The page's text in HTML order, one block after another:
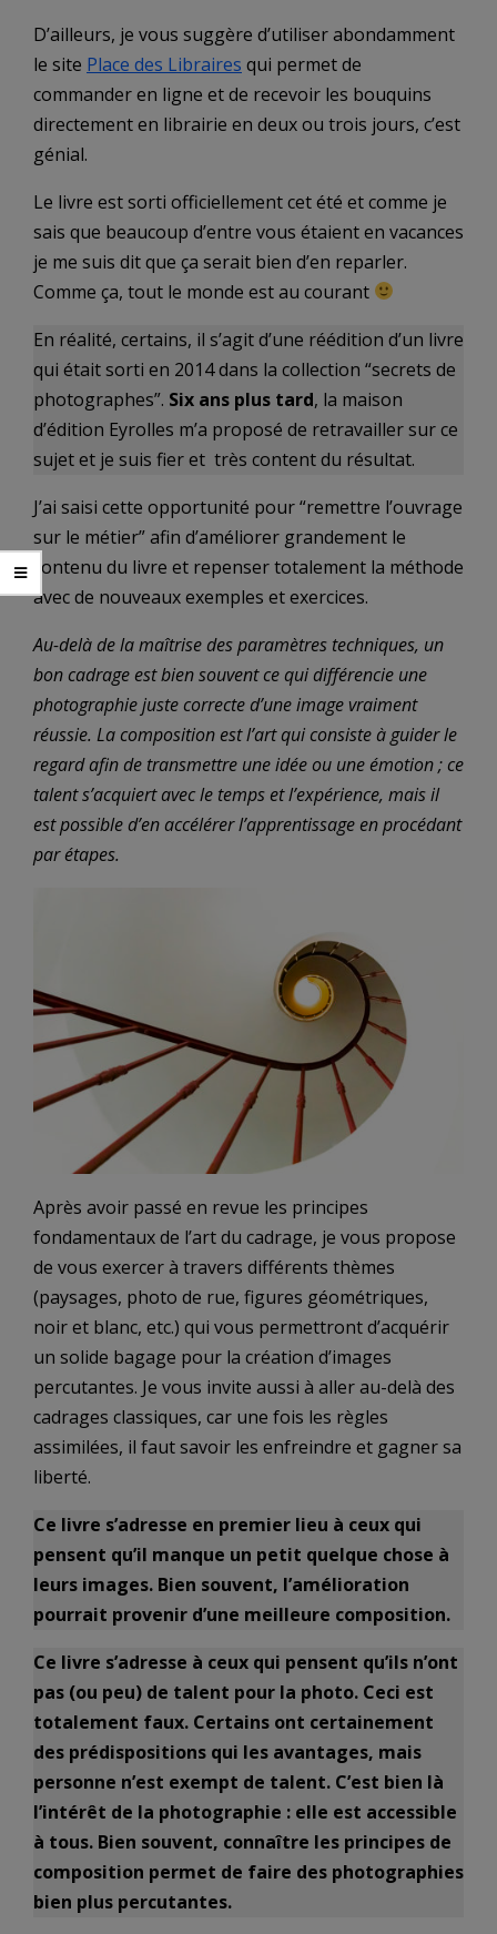
D’ailleurs, je vous suggère d’utiliser abondamment
le site Place des Libraires qui permet de
commander en ligne et de recevoir les bouquins
directement en librairie en deux ou trois jours, c’est
génial.
Le livre est sorti officiellement cet été et comme je
sais que beaucoup d’entre vous étaient en vacances
je me suis dit que ça serait bien d’en reparler.
Comme ça, tout le monde est au courant
En réalité, certains, il s’agit d’une réédition d’un livre
qui était sorti en 2014 dans la collection “secrets de
photographes”. Six ans plus tard, la maison
d’édition Eyrolles m’a proposé de retravailler sur ce
sujet et je suis fier et très content du résultat.
J’ai saisi cette opportunité pour “remettre l’ouvrage
sur le métier” afin d’améliorer grandement le
contenu du livre et repenser totalement la méthode
avec de nouveaux exemples et exercices.
Au-delà de la maîtrise des paramètres techniques, un
bon cadrage est bien souvent ce qui différencie une
photographie juste correcte d’une image vraiment
réussie. La composition est l’art qui consiste à guider le
regard afin de transmettre une idée ou une émotion ; ce
talent s’acquiert avec le temps et l’expérience, mais il
est possible d’en accélérer l’apprentissage en procédant
par étapes.
Après avoir passé en revue les principes
fondamentaux de l’art du cadrage, je vous propose
de vous exercer à travers différents thèmes
(paysages, photo de rue, figures géométriques,
noir et blanc, etc.) qui vous permettront d’acquérir
un solide bagage pour la création d’images
percutantes. Je vous invite aussi à aller au-delà des
cadrages classiques, car une fois les règles
assimilées, il faut savoir les enfreindre et gagner sa
liberté.
Ce livre s’adresse en premier lieu à ceux qui
pensent qu’il manque un petit quelque chose à
leurs images. Bien souvent, l’amélioration
pourrait provenir d’une meilleure composition.
Ce livre s’adresse à ceux qui pensent qu’ils n’ont
pas (ou peu) de talent pour la photo. Ceci est
totalement faux. Certains ont certainement
des prédispositions qui les avantages, mais
personne n’est exempt de talent. C’est bien là
l’intérêt de la photographie : elle est accessible
à tous. Bien souvent, connaître les principes de
composition permet de faire des photographies
bien plus percutantes.